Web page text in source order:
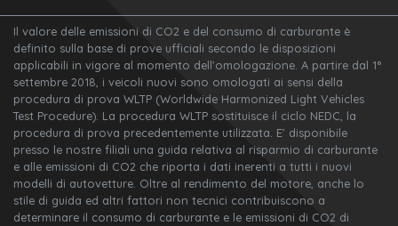
Il valore delle emissioni di CO2 e del consumo di carburante è
definito sulla base di prove ufficiali secondo le disposizioni
applicabili in vigore al momento dell'omologazione. A partire dal 1°
settembre 2018, i veicoli nuovi sono omologati ai sensi della
procedura di prova WLTP (Worldwide Harmonized Light Vehicles
Test Procedure). La procedura WLTP sostituisce il ciclo NEDC, la
procedura di prova precedentemente utilizzata. E’ disponibile
presso le nostre filiali una guida relativa al risparmio di carburante
e alle emissioni di CO2 che riporta i dati inerenti a tutti i nuovi
modelli di autovetture. Oltre al rendimento del motore, anche lo
stile di guida ed altri fattori non tecnici contribuiscono a
determinare il consumo di carburante e le emissioni di CO2 di